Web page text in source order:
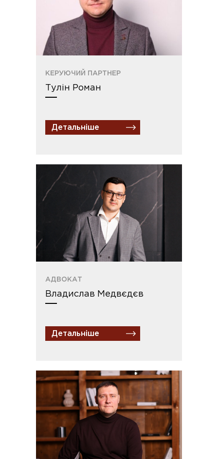
КЕРУЮЧИЙ ПАРТНЕР
Тулін Роман
Детальніше
АДВОКАТ
Владислав Медвєдєв
Детальніше